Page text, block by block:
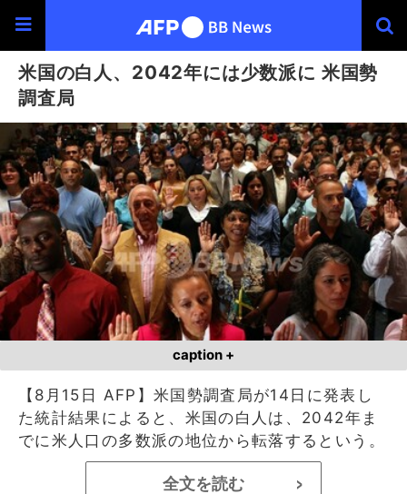
米国の白人、2042年には少数派に 米国勢
調査局
caption +
【8月15日 AFP】米国勢調査局が14日に発表し
た統計結果によると、米国の白人は、2042年ま
でに米人口の多数派の地位から転落するという。
全文を読む >